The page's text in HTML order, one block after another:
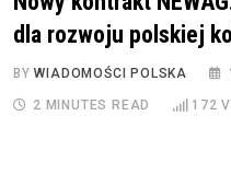
dla rozwoju polskiej
BYWIADOMOŚCI POLSKA
2 MINUTES READ 172